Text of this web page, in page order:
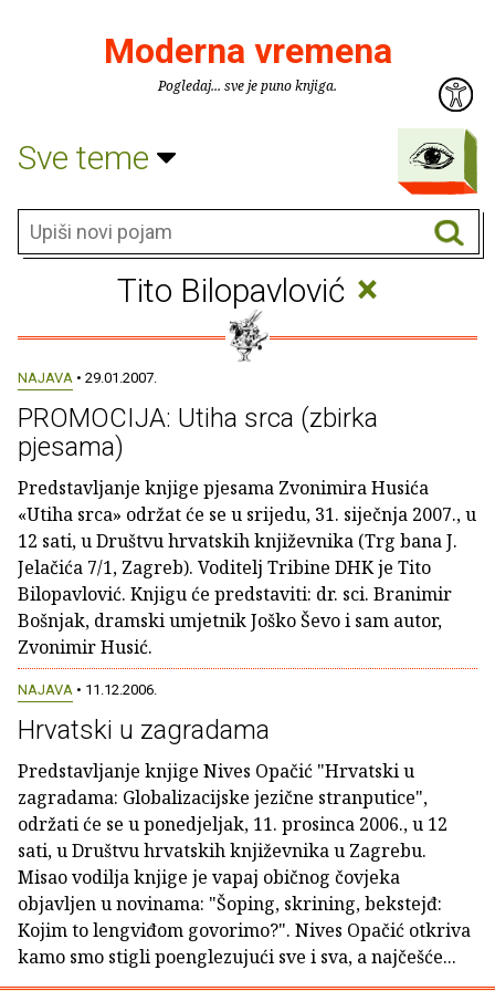
Moderna vremena
Pogledaj... sve je puno knjiga.
Sve teme
Tito Bilopavlović ×
NAJAVA • 29.01.2007.
PROMOCIJA: Utiha srca (zbirka
pjesama)
Predstavljanje knjige pjesama Zvonimira Husića
«Utiha srca» održat će se u srijedu, 31. siječnja 2007., u
12 sati, u Društvu hrvatskih književnika (Trg bana J.
Jelačića 7/1, Zagreb). Voditelj Tribine DHK je Tito
Bilopavlović. Knjigu će predstaviti: dr. sci. Branimir
Bošnjak, dramski umjetnik Joško Ševo i sam autor,
Zvonimir Husić.
NAJAVA • 11.12.2006.
Hrvatski u zagradama
Predstavljanje knjige Nives Opačić "Hrvatski u
zagradama: Globalizacijske jezične stranputice",
održati će se u ponedjeljak, 11. prosinca 2006., u 12
sati, u Društvu hrvatskih književnika u Zagrebu.
Misao vodilja knjige je vapaj običnog čovjeka
objavljen u novinama: "Šoping, skrining, bekstejđ:
Kojim to lengviđom govorimo?". Nives Opačić otkriva
kamo smo stigli poenglezujući sve i sva, a najčešće...